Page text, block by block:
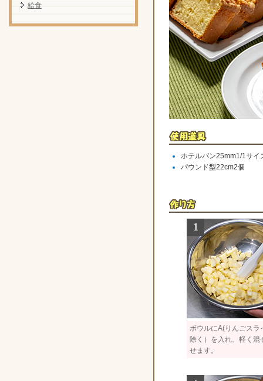
ホテルパン25mm1/1サ
パウンド型22cm2個
ボウルにA(りんごスラ
除く）を入れ、軽く混
せます。
給食